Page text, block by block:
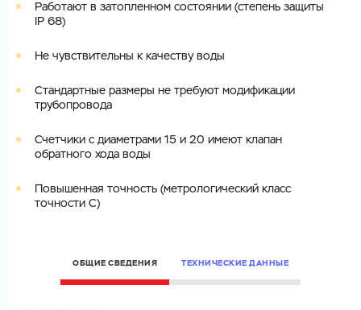
Номер телефона
Город
Cоглашаюсь на обработку
ГОТОВО
Работают в затопленном состоянии (степень защиты
IP 68)
Не чувствительны к качеству воды
Cтандартные размеры не требуют модификации
трубопровода
Счетчики с диаметрами 15 и 20 имеют клапан
обратного хода воды
Повышенная точность (метрологический класс
точности C)
ОБЩИЕ СВЕДЕНИЯ ТЕХНИЧЕСКИЕ ДАННЫЕ